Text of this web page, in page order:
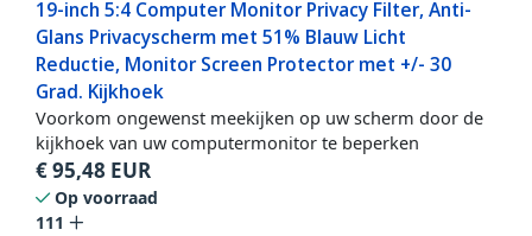
19-inch 5:4 Computer Monitor Privacy Filter, Anti-
Glans Privacyscherm met 51% Blauw Licht
Reductie, Monitor Screen Protector met +/- 30
Grad. Kijkhoek
Voorkom ongewenst meekijken op uw scherm door de
kijkhoek van uw computermonitor te beperken
€95,48 EUR
Op voorraad
111